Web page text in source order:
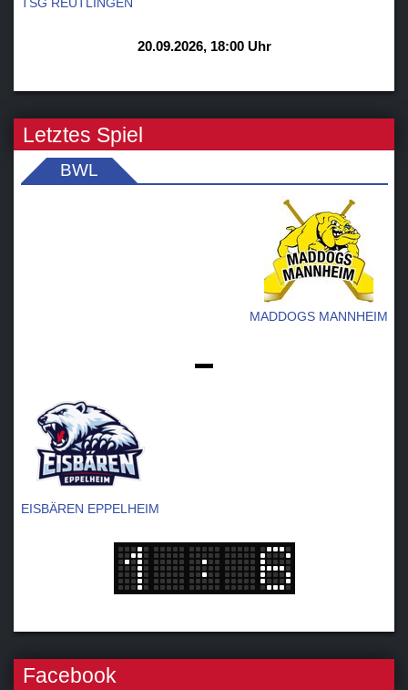
TSG REUTLINGEN
20.09.2026, 18:00 Uhr
Letztes Spiel
BWL
MADDOGS MANNHEIM
-
EISBÄREN EPPELHEIM
Facebook